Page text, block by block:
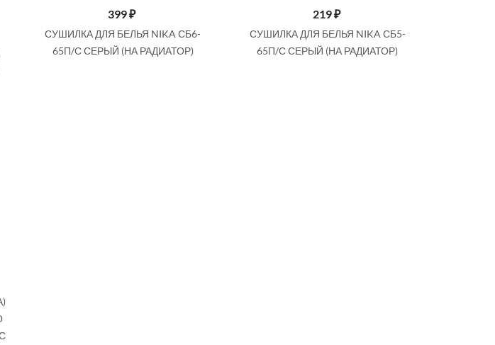
399₽
СУШИЛКА ДЛЯ БЕЛЬЯ NIKA СБ6-
65П/С СЕРЫЙ (НА РАДИАТОР)
219₽
СУШИЛКА ДЛЯ БЕЛЬЯ NIKA СБ5-
65П/С СЕРЫЙ (НА РАДИАТОР)